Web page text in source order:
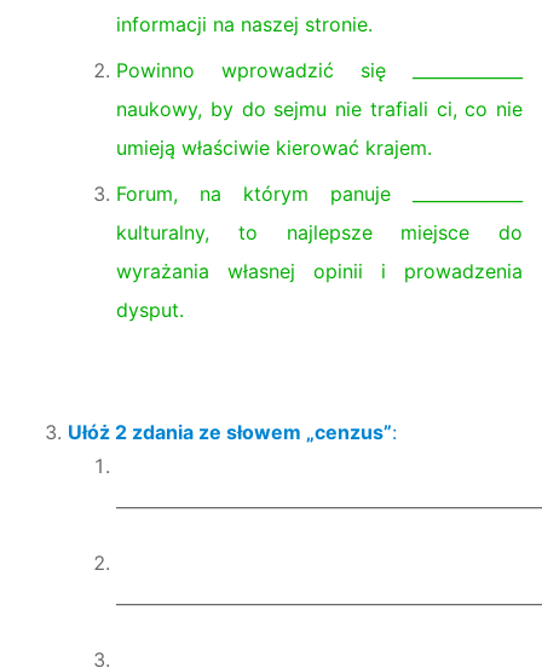
informacji na naszej stronie.
Powinno wprowadzić się
naukowy, by do sejmu nie trafiali ci, co nie
umieją właściwie kierować krajem.
Forum, na którym panuje
kulturalny, to najlepsze miejsce do
wyrażania własnej opinii i prowadzenia
dysput.
Ułóż 2 zdania ze słowem „cenzus”: